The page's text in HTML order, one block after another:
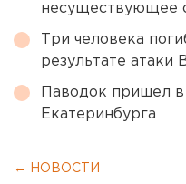
несуществующее
Три человека
результате
Паводок пришел
Екатеринбурга
← НОВОСТИ